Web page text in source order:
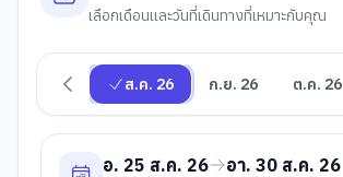
เลือกเดือนและวันที่เดินทางที่เหมาะกับคุณ
ส.ค. 26 ก.ย. 26 ต.ค. 26
อ. 25 ส.ค. 26 อา. 30 ส.ค. 26